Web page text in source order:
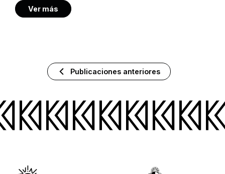
Ver más
Publicaciones anteriores